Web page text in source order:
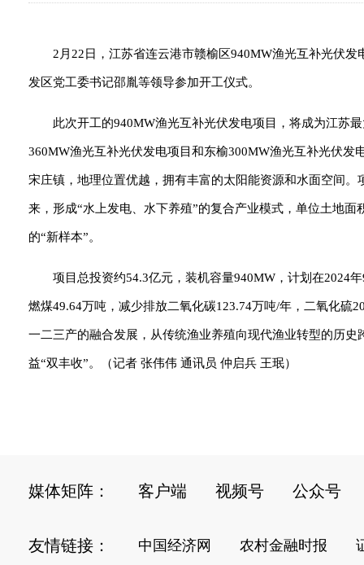
2月22日，江苏省连云港市赣榆区940MW渔光互补光伏
发区党工委书记邵胤等领导参加开工仪式。
此次开工的940MW渔光互补光伏发电项目，将成为江苏
360MW渔光互补光伏发电项目和东榆300MW渔光互补光伏
宋庄镇，地理位置优越，拥有丰富的太阳能资源和水面空间
来，形成“水上发电、水下养殖”的复合产业模式，单位土地
的“新样本”。
项目总投资约54.3亿元，装机容量940MW，计划在2024
燃煤49.64万吨，减少排放二氧化碳123.74万吨/年，二氧化硫
一二三产的融合发展，从传统渔业养殖向现代渔业转型的历
益“双丰收”。（记者 张伟伟 通讯员 仲启兵 王珉）
媒体矩阵： 客户端 视频号 公众号
友情链接： 中国经济网 农村金融时报